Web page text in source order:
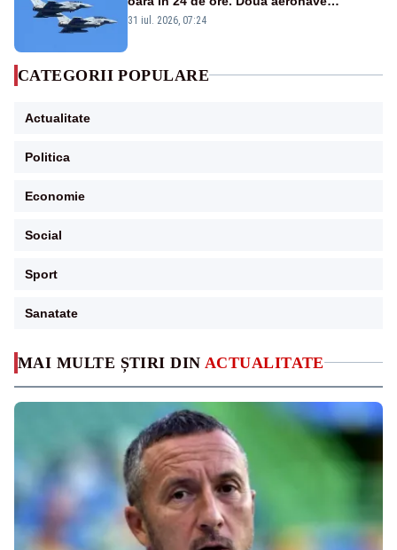
MAI MULTE ȘTIRI DIN ACTUALITATE
Eurofighter britanice au fost ridicate de la
31 iul. 2026, 07:24
CATEGORII POPULARE
Actualitate
Politica
Economie
Social
Sport
Sanatate